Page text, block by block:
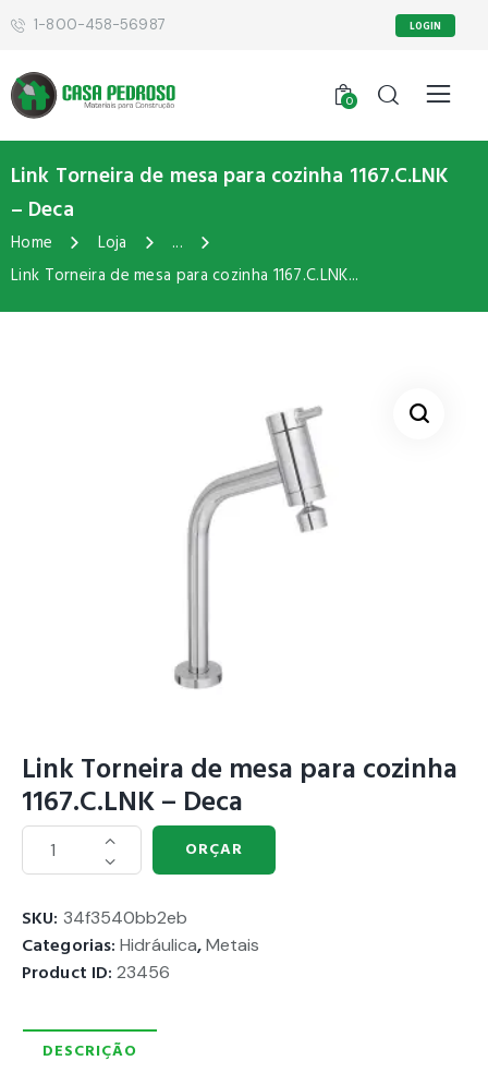
1-800-458-56987 LOGIN
0
Link Torneira de mesa para cozinha 1167.C.LNK
– Deca
Home Loja
...
Link Torneira de mesa para cozinha 1167.C.LNK...
Link Torneira de mesa para cozinha
1167.C.LNK – Deca
ORÇAR
SKU: 34f3540bb2eb
Categorias:Hidráulica,Metais
Product ID:23456
DESCRIÇÃO